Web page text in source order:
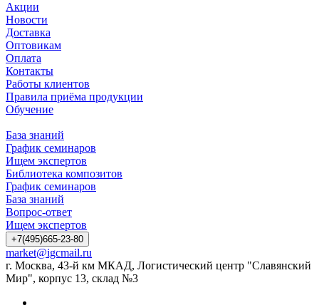
Акции
Новости
Доставка
Оптовикам
Оплата
Контакты
Работы клиентов
Правила приёма продукции
Обучение
База знаний
График семинаров
Ищем экспертов
Библиотека композитов
График семинаров
База знаний
Вопрос-ответ
Ищем экспертов
+7(495)665-23-80
market@igcmail.ru
г. Москва, 43-й км МКАД, Логистический центр "Славянский
Мир", корпус 13, склад №3